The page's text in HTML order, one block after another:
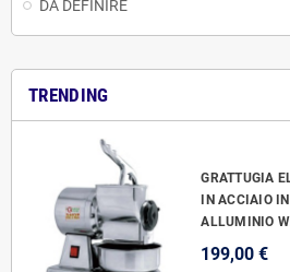
DA DEFINIRE
TRENDING
GRATTUGIA
IN ACCIAIO
ALLUMINIO
199,00 €